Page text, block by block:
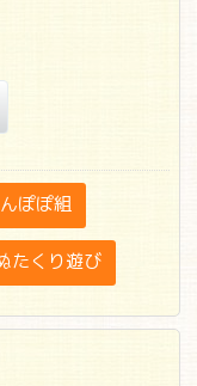
ぽぽ組
たくり遊び